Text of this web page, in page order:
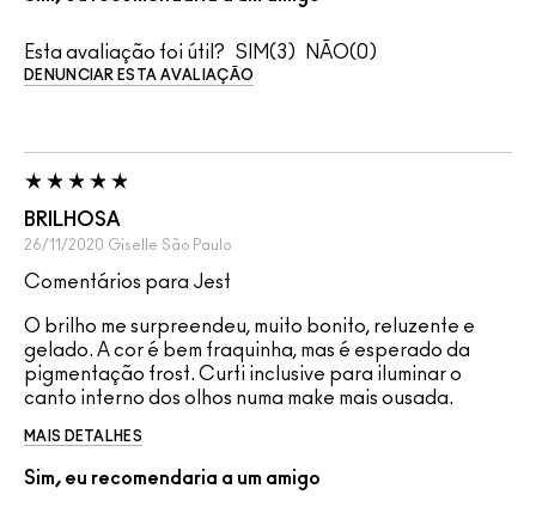
Esta avaliação foi útil? 3 0
DENUNCIAR ESTA AVALIAÇÃO
BRILHOSA
26/11/2020 Giselle São Paulo
Comentários para Jest
O brilho me surpreendeu, muito bonito, reluzente e
gelado. A cor é bem fraquinha, mas é esperado da
pigmentação frost. Curti inclusive para iluminar o
canto interno dos olhos numa make mais ousada.
MAIS DETALHES
Sim, eu recomendaria a um amigo